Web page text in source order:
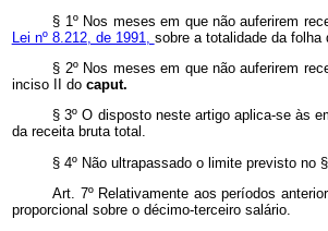
§ 1º Nos meses em que não auferirem
Lei nº 8.212, de 1991, sobre a totalidade da
§ 2º Nos meses em que não auferirem
inciso II do caput.
§ 3º O disposto neste artigo aplica-se às
da receita bruta total.
§ 4º Não ultrapassado o limite previsto no
Art. 7º Relativamente aos períodos
proporcional sobre o décimo-terceiro salário.